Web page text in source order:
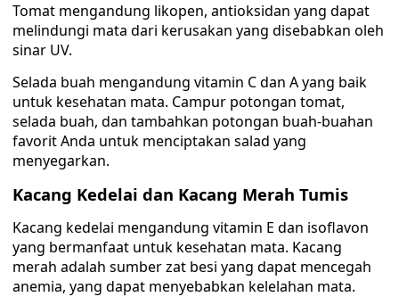
Tomat mengandung likopen, antioksidan yang dapat
melindungi mata dari kerusakan yang disebabkan oleh
sinar UV.
Selada buah mengandung vitamin C dan A yang baik
untuk kesehatan mata. Campur potongan tomat,
selada buah, dan tambahkan potongan buah-buahan
favorit Anda untuk menciptakan salad yang
menyegarkan.
Kacang Kedelai dan Kacang Merah Tumis
Kacang kedelai mengandung vitamin E dan isoflavon
yang bermanfaat untuk kesehatan mata. Kacang
merah adalah sumber zat besi yang dapat mencegah
anemia, yang dapat menyebabkan kelelahan mata.